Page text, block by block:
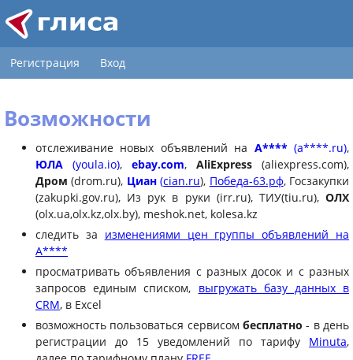
Регистрация Вход
Возможности
отслеживание новых объявлений на А****(a****.ru),
ЮЛА (youla.io), ebay.com, AliExpress (aliexpress.com),
Дром (drom.ru), Циан(cian.ru), Победа-63.рф, Госзакупки
(zakupki.gov.ru), Из рук в руки (irr.ru), ТИУ(tiu.ru), ОЛХ
(olx.ua,olx.kz,olx.by), meshok.net, kolesa.kz
следить за изменениями цен группы объявлений на
А****
просматривать объявления с разных досок и с разных
запросов единым списком, выгружать базу данных в
CRM, в Excel
возможность пользоваться сервисом бесплатно - в день
регистрации до 15 уведомлений по тарифу Minuta,